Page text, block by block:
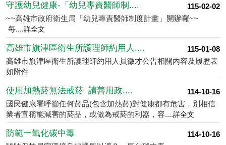
115-02-02
守護幼兒健康-「幼兒專責醫師制....
~~高雄市政府衛生局「幼兒專責醫師制度計畫」開辦囉~~
每....詳全文
115-01-08
高雄市旗津區衛生所護理師約用人....
高雄市旗津區衛生所護理師約用人員徵才公告相關內容及履歷表
如附件
114-10-16
使用加熱菸無法戒菸 請善用政....
國民健康署呼籲任何菸品(包含加熱菸)對健康都有危害，別相信
業者宣稱能減害的菸品，或做為戒菸的利器，容....詳全文
114-10-16
防範一氧化碳中毒